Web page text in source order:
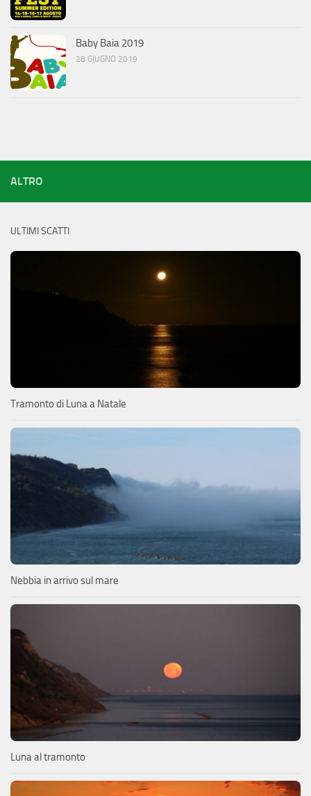
Baby Baia 2019
28 GIUGNO 2019
ALTRO
ULTIMI SCATTI
Tramonto di Luna a Natale
Nebbia in arrivo sul mare
Luna al tramonto